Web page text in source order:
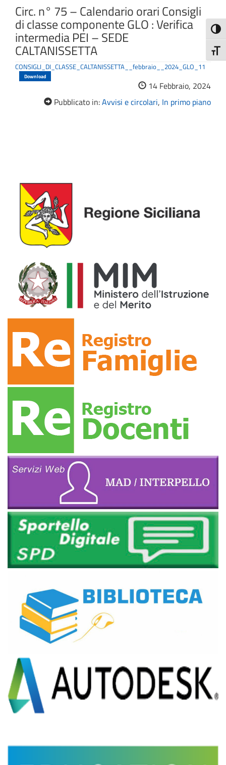
Circ. n° 75 – Calendario orari Consigli
di classe componente GLO : Verifica
intermedia PEI – SEDE
CALTANISSETTA
CONSIGLI_DI_CLASSE_CALTANISSETTA__febbraio__2024_GLO_11
Download
14 Febbraio, 2024
Pubblicato in:Avvisi e circolari, In primo piano